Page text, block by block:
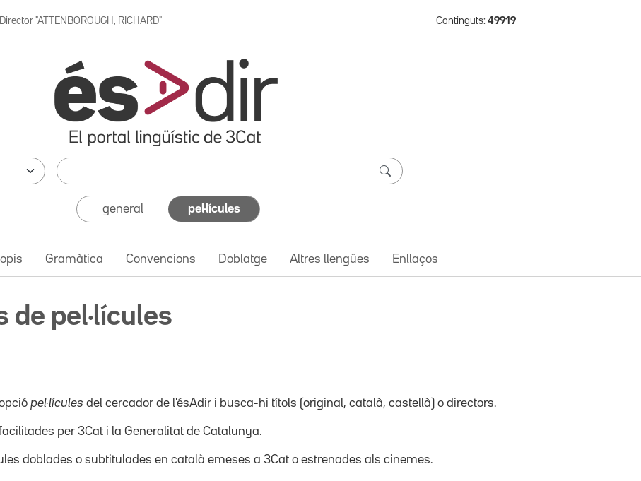
Director "ATTENBOROUGH, RICHARD" Continguts: 49919
general pel·lícules
Gramàtica Convencions Doblatge Altres llengües Enllaços
de pel·lícules
pel·lícules del cercador de l'ésAdir i busca-hi títols (original, català, castellà) o directors.
per 3Cat i la Generalitat de Catalunya.
doblades o subtitulades en català emeses a 3Cat o estrenades als cinemes.